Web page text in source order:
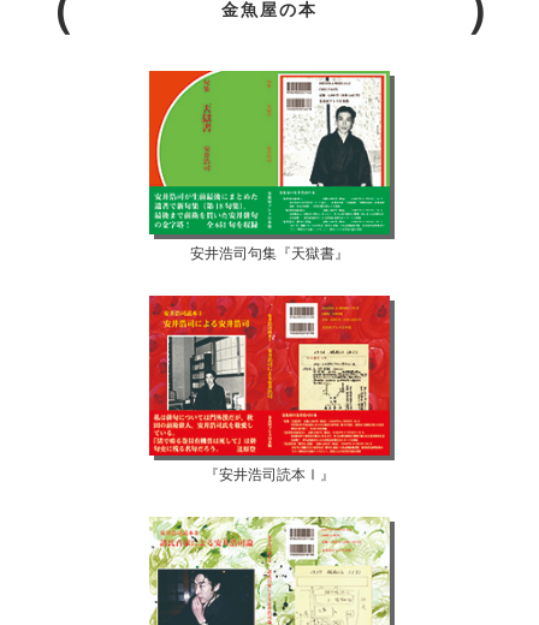
金魚屋の本
安井浩司句集『天獄書』
『安井浩司読本Ⅰ』